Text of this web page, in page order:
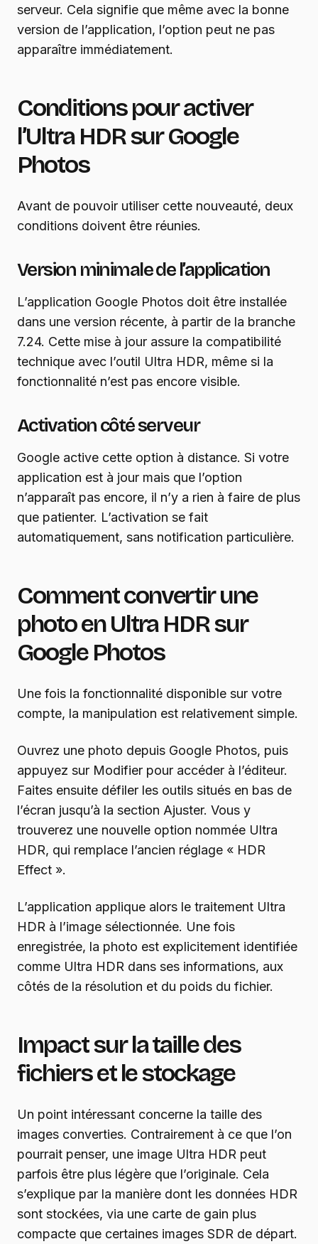
serveur. Cela signifie que même avec la bonne
version de l’application, l’option peut ne pas
apparaître immédiatement.
Conditions pour activer
l’Ultra HDR sur Google
Photos
Avant de pouvoir utiliser cette nouveauté, deux
conditions doivent être réunies.
Version minimale de l’application
L’application Google Photos doit être installée
dans une version récente, à partir de la branche
7.24. Cette mise à jour assure la compatibilité
technique avec l’outil Ultra HDR, même si la
fonctionnalité n’est pas encore visible.
Activation côté serveur
Google active cette option à distance. Si votre
application est à jour mais que l’option
n’apparaît pas encore, il n’y a rien à faire de plus
que patienter. L’activation se fait
automatiquement, sans notification particulière.
Comment convertir une
photo en Ultra HDR sur
Google Photos
Une fois la fonctionnalité disponible sur votre
compte, la manipulation est relativement simple.
Ouvrez une photo depuis Google Photos, puis
appuyez sur Modifier pour accéder à l’éditeur.
Faites ensuite défiler les outils situés en bas de
l’écran jusqu’à la section Ajuster. Vous y
trouverez une nouvelle option nommée Ultra
HDR, qui remplace l’ancien réglage « HDR
Effect ».
L’application applique alors le traitement Ultra
HDR à l’image sélectionnée. Une fois
enregistrée, la photo est explicitement identifiée
comme Ultra HDR dans ses informations, aux
côtés de la résolution et du poids du fichier.
Impact sur la taille des
fichiers et le stockage
Un point intéressant concerne la taille des
images converties. Contrairement à ce que l’on
pourrait penser, une image Ultra HDR peut
parfois être plus légère que l’originale. Cela
s’explique par la manière dont les données HDR
sont stockées, via une carte de gain plus
compacte que certaines images SDR de départ.